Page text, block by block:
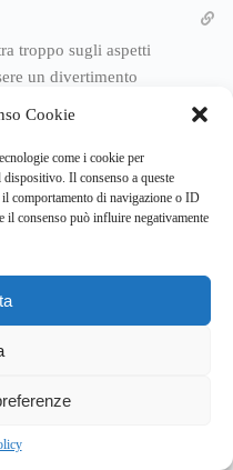
Cookie
come i cookie per
Il consenso a queste
comportamento di navigazione o ID
il consenso può influire negativamente
troppo sugli aspetti
un divertimento